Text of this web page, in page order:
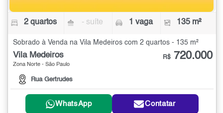
2 quartos - suíte 1 vaga 135 m²
Sobrado à Venda na Vila Medeiros com 2 quartos - 135 m²
Vila Medeiros
Zona Norte - São Paulo
Rua Gertrudes
R$ 720.000
WhatsApp Contatar